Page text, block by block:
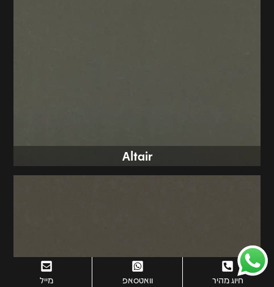
Altair
חיוג מהיר וואטסאפ מייל